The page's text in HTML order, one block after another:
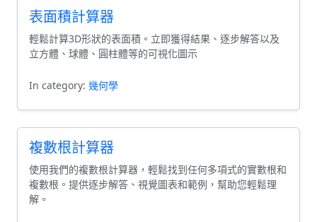
表面積計算器
輕鬆計算3D形狀的表面積。立即獲得結果、逐步解答以及
立方體、球體、圓柱體等的可視化圖示
In category: 幾何學
複數根計算器
使用我們的複數根計算器，輕鬆找到任何多項式的實數根和
複數根。提供逐步解答、視覺圖表和範例，幫助您輕鬆理
解。